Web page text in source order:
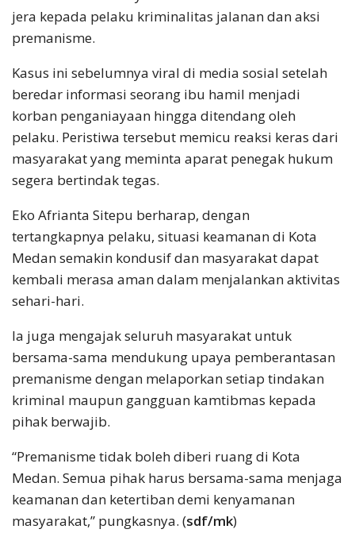
jera kepada pelaku kriminalitas jalanan dan aksi
premanisme.
Kasus ini sebelumnya viral di media sosial setelah
beredar informasi seorang ibu hamil menjadi
korban penganiayaan hingga ditendang oleh
pelaku. Peristiwa tersebut memicu reaksi keras dari
masyarakat yang meminta aparat penegak hukum
segera bertindak tegas.
Eko Afrianta Sitepu berharap, dengan
tertangkapnya pelaku, situasi keamanan di Kota
Medan semakin kondusif dan masyarakat dapat
kembali merasa aman dalam menjalankan aktivitas
sehari-hari.
Ia juga mengajak seluruh masyarakat untuk
bersama-sama mendukung upaya pemberantasan
premanisme dengan melaporkan setiap tindakan
kriminal maupun gangguan kamtibmas kepada
pihak berwajib.
“Premanisme tidak boleh diberi ruang di Kota
Medan. Semua pihak harus bersama-sama menjaga
keamanan dan ketertiban demi kenyamanan
masyarakat,” pungkasnya. (sdf/mk)